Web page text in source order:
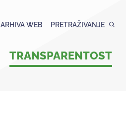
ARHIVA WEB PRETRAŽIVANJE
TRANSPARENTOST